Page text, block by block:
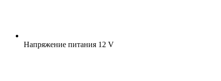
Напряжение питания 12 V